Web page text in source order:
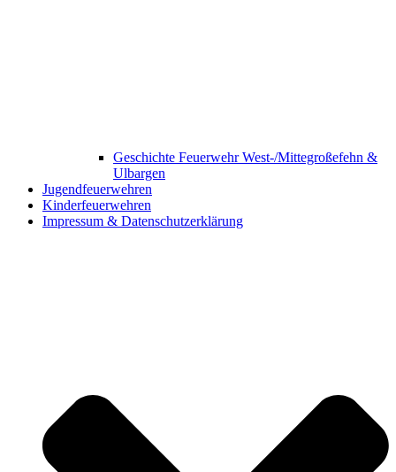
Geschichte Feuerwehr West-/Mittegroßefehn &
Ulbargen
Jugendfeuerwehren
Kinderfeuerwehren
Impressum & Datenschutzerklärung